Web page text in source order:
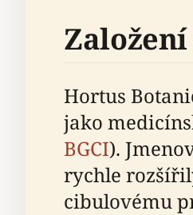
Hortus
jako
BGCI).
rychle
cibulovému